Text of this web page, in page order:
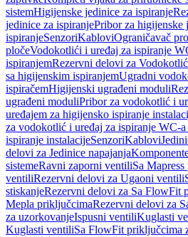
sistemHigijenske jedinice za ispiranje
jedinice za ispiranjePribor za higijenske
ispiranjeSenzoriKabloviOgraničavač
pločeVodokotlići i uređaj za ispiranje
ispiranjemRezervni delovi za
sa higijenskim ispiranjemUgradni
ispiračemHigijenski ugrađeni moduli
ugrađeni moduliPribor za vodokotlić i
uređajem za higijensko ispiranje
za vodokotlić i uređaj za ispiranje WC-
ispiranje instalacijeSenzoriKablovi
delovi za Jedinice napajanja
sistemeRavni zaporni ventiliSa
ventiliRezervni delovi za Ugaoni ventili
stiskanjeRezervni delovi za Sa FlowFit
Mepla priključcimaRezervni delovi za
za uzorkovanjeIspusni ventiliKuglasti
Kuglasti ventiliSa FlowFit priključcima